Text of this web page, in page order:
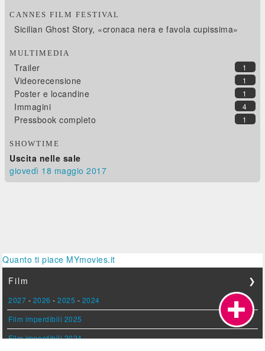
CANNES FILM FESTIVAL
Sicilian Ghost Story, «cronaca nera e favola cupissima»
MULTIMEDIA
1
Trailer
1
Videorecensione
1
Poster e locandine
4
Immagini
1
Pressbook completo
SHOWTIME
Uscita nelle sale
giovedì 18 maggio 2017
Quanto ti piace MYmovies.it
Film
❯
2027 - 2026 -2025 - 2024
Film imperdibili 2025
Film imperdibili 2024